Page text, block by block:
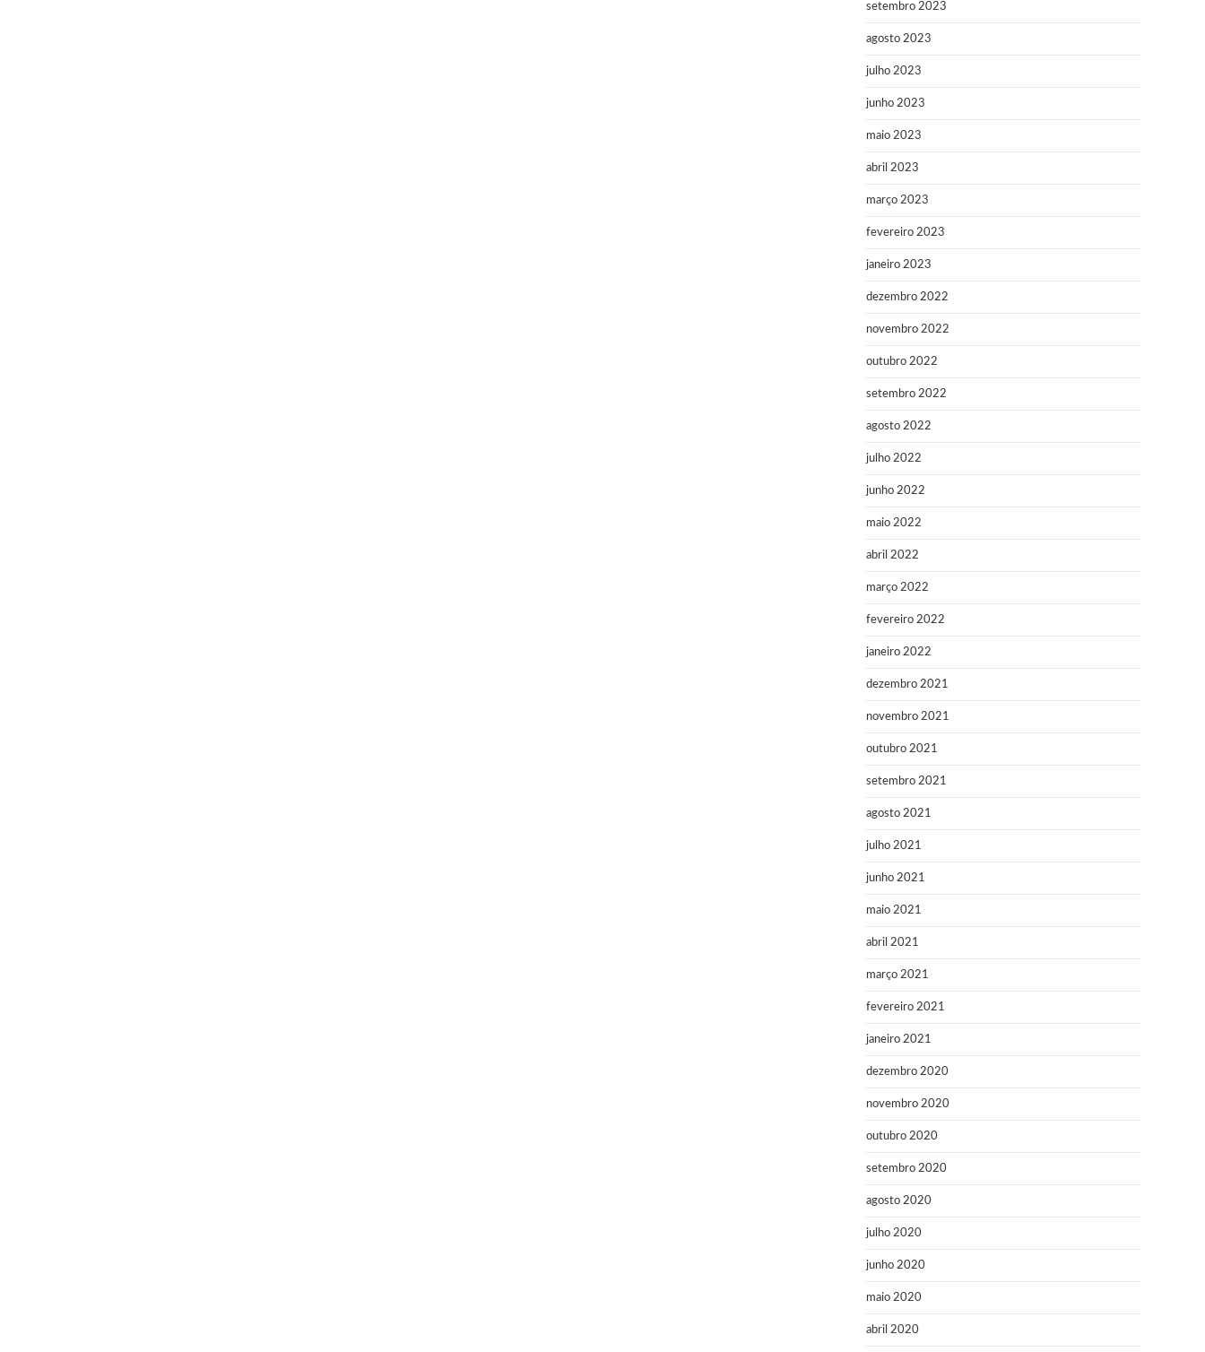
setembro 2023
agosto 2023
julho 2023
junho 2023
maio 2023
abril 2023
março 2023
fevereiro 2023
janeiro 2023
dezembro 2022
novembro 2022
outubro 2022
setembro 2022
agosto 2022
julho 2022
junho 2022
maio 2022
abril 2022
março 2022
fevereiro 2022
janeiro 2022
dezembro 2021
novembro 2021
outubro 2021
setembro 2021
agosto 2021
julho 2021
junho 2021
maio 2021
abril 2021
março 2021
fevereiro 2021
janeiro 2021
dezembro 2020
novembro 2020
outubro 2020
setembro 2020
agosto 2020
julho 2020
junho 2020
maio 2020
abril 2020